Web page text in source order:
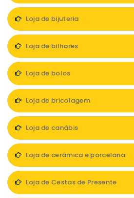
Loja de bijuteria
Loja de bilhares
Loja de bolos
Loja de bricolagem
Loja de canábis
Loja de cerâmica e porcelana
Loja de Cestas de Presente